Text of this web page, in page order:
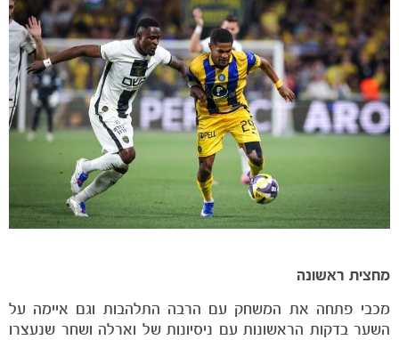
מחצית ראשונה
מכבי פתחה את המשחק עם הרבה התלהבות וגם איימה על
השער בדקות הראשונות עם ניסיונות של וארלה ושחר שנעצרו